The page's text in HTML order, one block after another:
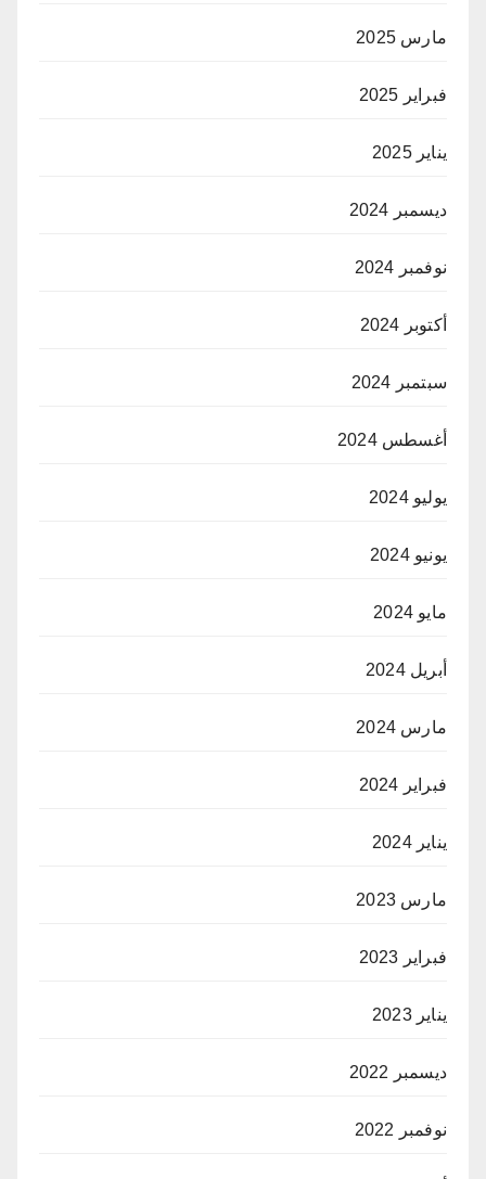
مارس 2025
فبراير 2025
يناير 2025
ديسمبر 2024
نوفمبر 2024
أكتوبر 2024
سبتمبر 2024
أغسطس 2024
يوليو 2024
يونيو 2024
مايو 2024
أبريل 2024
مارس 2024
فبراير 2024
يناير 2024
مارس 2023
فبراير 2023
يناير 2023
ديسمبر 2022
نوفمبر 2022